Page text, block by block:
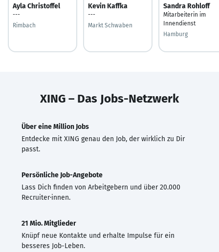
Ayla Christoffel
---
Rimbach
Kevin Kaffka
---
Markt Schwaben
Sandra Rohloff
Mitarbeiterin im
Innendienst
Hamburg
XING – Das Jobs-Netzwerk
Über eine Million Jobs
Entdecke mit XING genau den Job, der wirklich zu Dir
passt.
Persönliche Job-Angebote
Lass Dich finden von Arbeitgebern und über 20.000
Recruiter·innen.
21 Mio. Mitglieder
Knüpf neue Kontakte und erhalte Impulse für ein
besseres Job-Leben.